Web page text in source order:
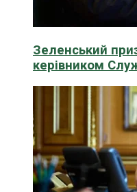
Зеленський
керівником